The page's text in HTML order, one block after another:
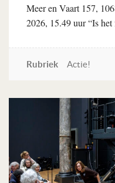
Meer en Vaart 157,
2026, 15.49 uur “Is
Rubriek Actie!
Lees verder